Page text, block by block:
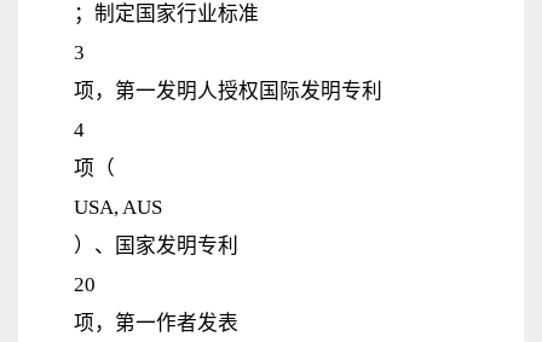
；制定国家行业标准
3
项，第一发明人授权国际发明专利
4
项（
USA, AUS
）、国家发明专利
20
项，第一作者发表